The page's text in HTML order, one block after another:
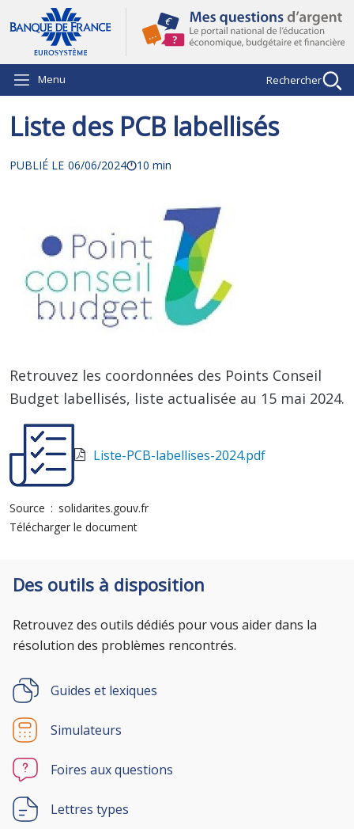
Aller au contenu principal
Menu Rechercher
Liste des PCB labellisés
PUBLIÉ LE 06/06/2024 10 min
Retrouvez les coordonnées des Points Conseil
Budget labellisés, liste actualisée au 15 mai 2024.
Liste-PCB-labellises-2024.pdf
Source
solidarites.gouv.fr
Télécharger le document
Des outils à disposition
Retrouvez des outils dédiés pour vous aider dans la
résolution des problèmes rencontrés.
Guides et lexiques
Simulateurs
Foires aux questions
Lettres types